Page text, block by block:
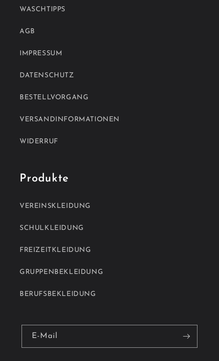
WASCHTIPPS
AGB
IMPRESSUM
DATENSCHUTZ
BESTELLVORGANG
VERSANDINFORMATIONEN
WIDERRUF
Produkte
VEREINSKLEIDUNG
SCHULKLEIDUNG
FREIZEITKLEIDUNG
GRUPPENBEKLEIDUNG
BERUFSBEKLEIDUNG
E-Mail